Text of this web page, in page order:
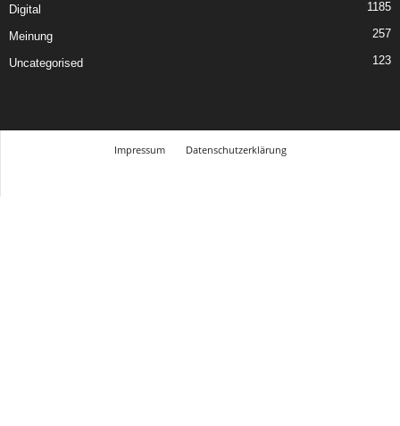
Digital 1185
Meinung 257
Uncategorised 123
Impressum
Datenschutzerklärung